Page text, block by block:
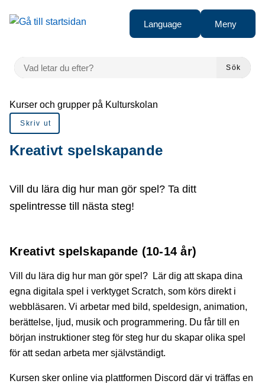
Gå till innehåll
till sidomeny
Language Meny
VAD LETAR DU EFTER?
Sök
Du är här:
Kurser och grupper på Kulturskolan
Skriv ut
Kreativt spelskapande
Vill du lära dig hur man gör spel? Ta ditt
spelintresse till nästa steg!
Kreativt spelskapande (10-14 år)
Vill du lära dig hur man gör spel? Lär dig att skapa dina
egna digitala spel i verktyget Scratch, som körs direkt i
webbläsaren. Vi arbetar med bild, speldesign, animation,
berättelse, ljud, musik och programmering. Du får till en
början instruktioner steg för steg hur du skapar olika spel
för att sedan arbeta mer självständigt.
Kursen sker online via plattformen Discord där vi träffas en